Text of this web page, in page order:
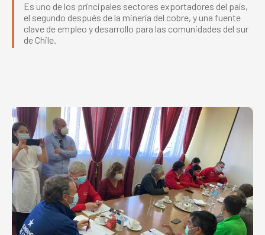
Es uno de los principales sectores exportadores del país,
el segundo después de la minería del cobre, y una fuente
clave de empleo y desarrollo para las comunidades del sur
de Chile.